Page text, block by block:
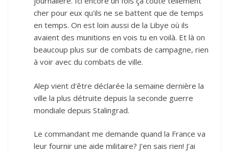
cher pour eux qu'ils ne se battent que de temps
en temps. On est loin aussi de la Libye où ils
avaient des munitions en vois tu en voilà. Et là on
beaucoup plus sur de combats de campagne, rien
à voir avec du combats de ville.
Alep vient d'être déclarée la semaine dernière la
ville la plus détruite depuis la seconde guerre
mondiale depuis Stalingrad.
Le commandant me demande quand la France va
leur fournir une aide militaire? J'en sais rien! J'ai